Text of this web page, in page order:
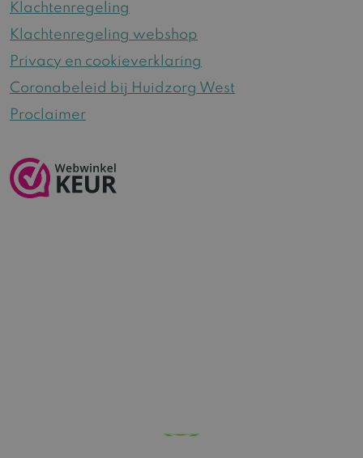
Klachtenregeling
Klachtenregeling webshop
Privacy en cookieverklaring
Coronabeleid bij Huidzorg West
Proclaimer